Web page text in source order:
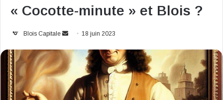
« Cocotte-minute » et Blois ?
Blois Capitale
Envoyer
courriel
18 juin 2023